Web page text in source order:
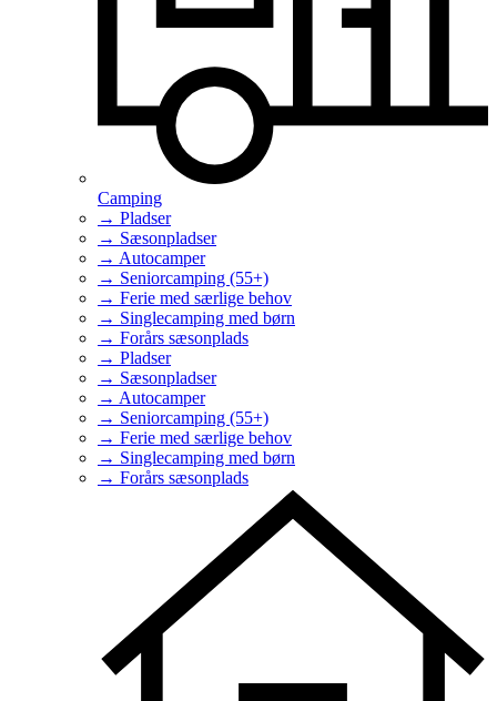
Camping
→ Pladser
→ Sæsonpladser
→ Autocamper
→ Seniorcamping (55+)
→ Ferie med særlige behov
→ Singlecamping med børn
→ Forårs sæsonplads
→ Pladser
→ Sæsonpladser
→ Autocamper
→ Seniorcamping (55+)
→ Ferie med særlige behov
→ Singlecamping med børn
→ Forårs sæsonplads